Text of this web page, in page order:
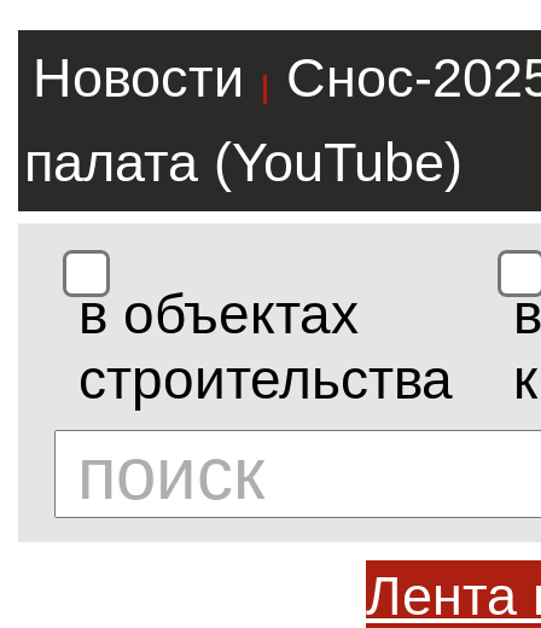
Новости |
Снос-
палата (YouTube)
в объектах
строительства
в
Лента